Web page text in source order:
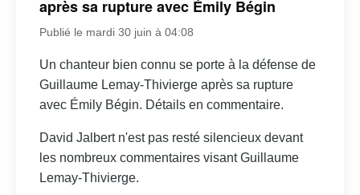
après sa rupture avec Émily Bégin
Publié le mardi 30 juin à 04:08
Un chanteur bien connu se porte à la défense de
Guillaume Lemay-Thivierge après sa rupture
avec Émily Bégin. Détails en commentaire.
David Jalbert n'est pas resté silencieux devant
les nombreux commentaires visant Guillaume
Lemay-Thivierge.